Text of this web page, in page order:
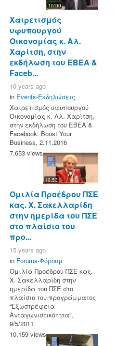
15:00
Χαιρετισμός
υφυπουργού
Οικονομίας κ. Αλ.
Χαρίτση, στην
εκδήλωση του ΕΒΕΑ &
Faceb...
10 years ago
in Events-Εκδηλώσεις
Χαιρετισμός υφυπουργού
Οικονομίας κ. Αλ. Χαρίτση,
στην εκδήλωση του ΕΒΕΑ &
Facebook: Boost Your
Business, 2.11.2016
7,653 views
10:53
Ομιλία Προέδρου ΠΣΕ
κας. Χ. Σακελλαρίδη
στην ημερίδα του ΠΣΕ
στο πλαίσιο του
προ...
15 years ago
in Forums-Φόρουμ
Ομιλία Προέδρου ΠΣΕ κας.
Χ. Σακελλαρίδη στην
ημερίδα του ΠΣΕ στο
πλαίσιο του προγράμματος
“Εξωστρέφεια –
Ανταγωνιστικότητα”,
9/5/2011
10,159 views